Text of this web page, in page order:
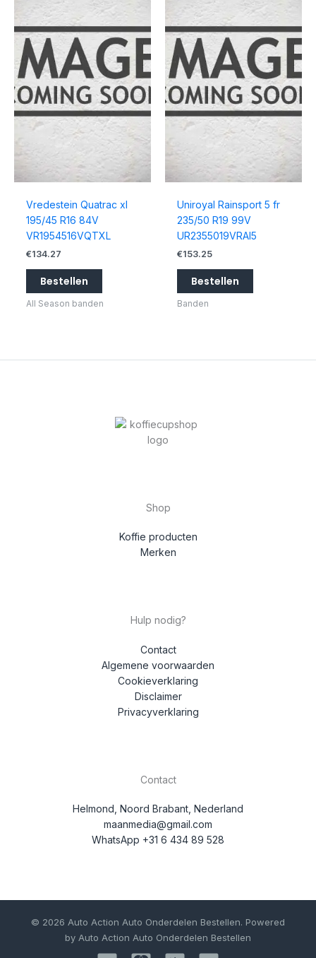
Vredestein Quatrac xl
195/45 R16 84V
VR1954516VQTXL
€134.27
Bestellen
All Season banden
Uniroyal Rainsport 5 fr
235/50 R19 99V
UR2355019VRAI5
€153.25
Bestellen
Banden
Shop
Koffie producten
Merken
Hulp nodig?
Contact
Algemene voorwaarden
Cookieverklaring
Disclaimer
Privacyverklaring
Contact
Helmond, Noord Brabant, Nederland
maanmedia@gmail.com
WhatsApp +31 6 434 89 528
© 2026 Auto Action Auto Onderdelen Bestellen. Powered
by Auto Action Auto Onderdelen Bestellen